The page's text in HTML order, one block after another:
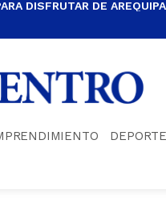
DISFRUTAR DE